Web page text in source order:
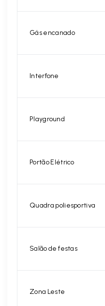
Gás encanado
Interfone
Playground
Portão Elétrico
Quadra poliesportiva
Salão de festas
Zona Leste